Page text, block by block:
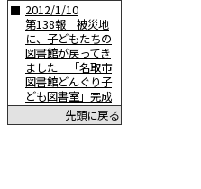
■ 2012/1/10
第138報 被災地
に、子どもたちの
図書館が戻ってき
ました 「名取市
図書館どんぐり子
ども図書室」完成
先頭に戻る